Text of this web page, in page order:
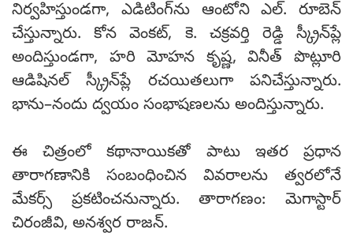
నిర్వహిస్తుండగా, ఎడిటింగ్‌ను ఆంటోని ఎల్. రూబెన్
చేస్తున్నారు. కోన వెంకట్, కె. చక్రవర్తి రెడ్డి స్క్రీన్‌ప్లే
అందిస్తుండగా, హరి మోహన కృష్ణ, వినీత్ పొట్లూరి
ఆడిషినల్ స్క్రీన్‌ప్లే రచయితలుగా పనిచేస్తున్నారు.
భాను–నందు ద్వయం సంభాషణలను అందిస్తున్నారు.
ఈ చిత్రంలో కథానాయికతో పాటు ఇతర ప్రధాన
తారాగణానికి సంబంధించిన వివరాలను త్వరలోనే
మేకర్స్ ప్రకటించనున్నారు. తారాగణం: మెగాస్టార్
చిరంజీవి, అనశ్వర రాజన్.